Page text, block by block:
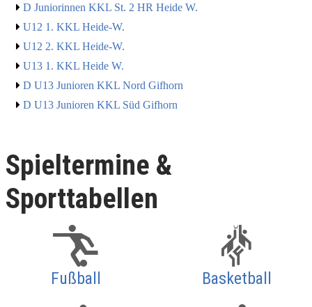
D Juniorinnen KKL St. 2 HR Heide W.
U12 1. KKL Heide-W.
U12 2. KKL Heide-W.
U13 1. KKL Heide W.
D U13 Junioren KKL Nord Gifhorn
D U13 Junioren KKL Süd Gifhorn
Spieltermine &
Sporttabellen
Fußball Basketball